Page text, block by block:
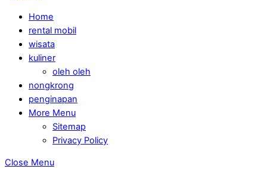
Home
rental mobil
wisata
kuliner
oleh oleh
nongkrong
penginapan
More Menu
Sitemap
Privacy Policy
Close Menu